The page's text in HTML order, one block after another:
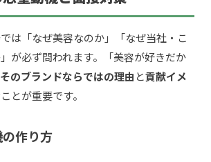
は「なぜ美容なのか」「なぜ当社・こ
が必ず問われます。「美容が好きだか
そのブランドならではの理由 と貢献イメ
とが重要です。
作り方